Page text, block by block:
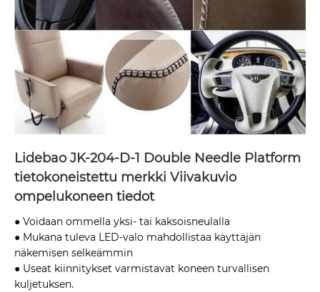
Lidebao JK-204-D-1 Double Needle Platform
tietokoneistettu merkki Viivakuvio
ompelukoneen tiedot
● Voidaan ommella yksi- tai kaksoisneulalla
● Mukana tuleva LED-valo mahdollistaa käyttäjän
näkemisen selkeämmin
● Useat kiinnitykset varmistavat koneen turvallisen
kuljetuksen.